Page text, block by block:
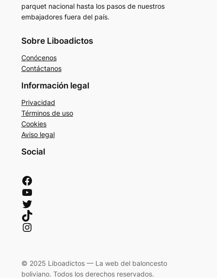
parquet nacional hasta los pasos de nuestros
embajadores fuera del país.
Sobre Liboadictos
Conócenos
Contáctanos
Información legal
Privacidad
Términos de uso
Cookies
Aviso legal
Social
Facebook
YouTube
Twitter
TikTok
Instagram
© 2025 Liboadictos — La web del baloncesto
boliviano. Todos los derechos reservados.